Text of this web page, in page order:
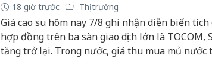
18 giờ trước Thị trường
Giá cao su hôm nay 7/8 ghi nhận diễn biến
hợp đồng trên ba sàn giao dịch lớn là TOCOM,
tăng trở lại. Trong nước, giá thu mua mủ nước